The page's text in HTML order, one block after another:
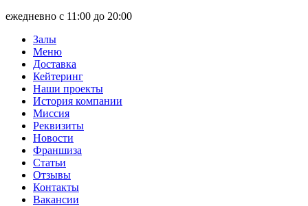
ежедневно с 11:00 до 20:00
Залы
Меню
Доставка
Кейтеринг
Наши проекты
История компании
Миссия
Реквизиты
Новости
Франшиза
Статьи
Отзывы
Контакты
Вакансии